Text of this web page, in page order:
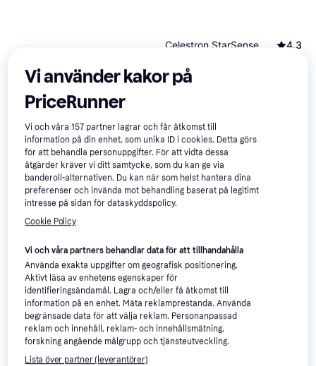
5 475 kr
9 butiker
Celestron StarSense
4.3
Teleskop, 70x, Stativfäste, Helt
belagd
1 996 kr
Silva Pocket 8x 8x21 4
Kikare, 8x21BK-7, Helt belagd
431 kr
9+ butiker
Silva Pocket 10x25
Kikare, 10x25BK-7, Helt belagd
519 kr
9+ butiker
Vi använder kakor på
PriceRunner
Vi och våra157 partner lagrar och får åtkomst till
information på din enhet, som unika ID i cookies. Detta görs
för att behandla personuppgifter. För att vidta dessa
åtgärder kräver vi ditt samtycke, som du kan ge via
banderoll-alternativen. Du kan när som helst hantera dina
preferenser och invända mot behandling baserat på legitimt
intresse på sidan för dataskyddspolicy.
Cookie Policy
Vi och våra partners behandlar data för att tillhandahålla
Använda exakta uppgifter om geografisk positionering.
Aktivt läsa av enhetens egenskaper för
identifieringsändamål. Lagra och/eller få åtkomst till
information på en enhet. Mäta reklamprestanda. Använda
begränsade data för att välja reklam. Personanpassad
reklam och innehåll, reklam- och innehållsmätning,
forskning angående målgrupp och tjänsteutveckling.
Lista över partner (leverantörer)